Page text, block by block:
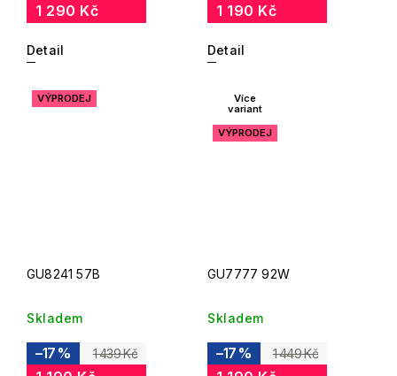
1 290 Kč
Detail
1 190 Kč
Detail
VÝPRODEJ
GU8241 57B
Skladem
1 439 Kč
–17 %
Více
variant
VÝPRODEJ
GU7777 92W
Skladem
1 449 Kč
–17 %